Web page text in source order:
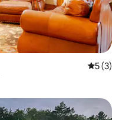
5 ರಲ್ಲಿ 5
5 (3)